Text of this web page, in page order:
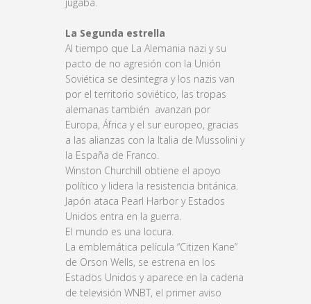
La Segunda estrella
Al tiempo que La Alemania nazi y su
pacto de no agresión con la Unión
Soviética se desintegra y los nazis van
por el territorio soviético, las tropas
alemanas también avanzan por
Europa, África y el sur europeo, gracias
a las alianzas con la Italia de Mussolini y
la España de Franco.
Winston Churchill obtiene el apoyo
político y lidera la resistencia británica.
Japón ataca Pearl Harbor y Estados
Unidos entra en la guerra.
El mundo es una locura.
La emblemática película “Citizen Kane”
de Orson Wells, se estrena en los
Estados Unidos y aparece en la cadena
de televisión WNBT, el primer aviso